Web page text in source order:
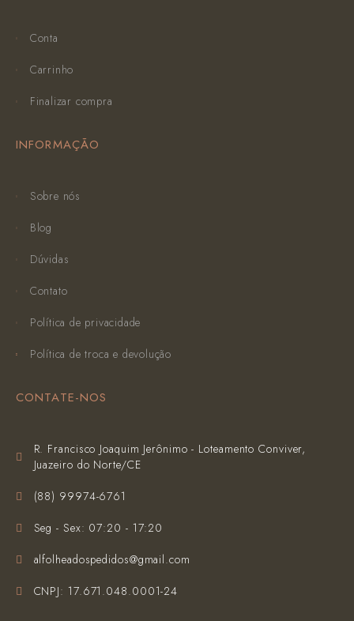
Conta
Carrinho
Finalizar compra
INFORMAÇÃO
Sobre nós
Blog
Dúvidas
Contato
Política de privacidade
Política de troca e devolução
CONTATE-NOS
R. Francisco Joaquim Jerônimo - Loteamento Conviver,
Juazeiro do Norte/CE
(‪88) 99974-6761‬
Seg - Sex: 07:20 - 17:20
alfolheadospedidos@gmail.com
CNPJ: 17.671.048.0001-24